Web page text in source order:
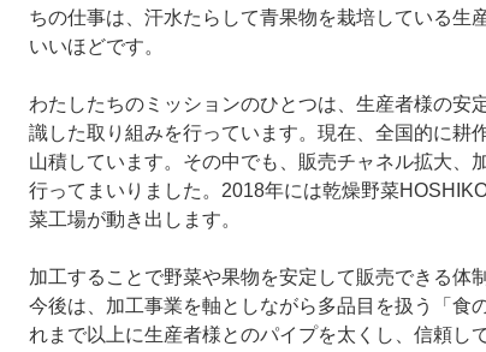
ちの仕事は、汗水たらして青果物を栽培している生
いいほどです。
わたしたちのミッションのひとつは、生産者様の
識した取り組みを行っています。現在、全国的に耕
山積しています。その中でも、販売チャネル拡大、
行ってまいりました。2018年には乾燥野菜
菜工場が動き出します。
加工することで野菜や果物を安定して販売できる体
今後は、加工事業を軸としながら多品目を扱う「食
れまで以上に生産者様とのパイプを太くし、信頼し